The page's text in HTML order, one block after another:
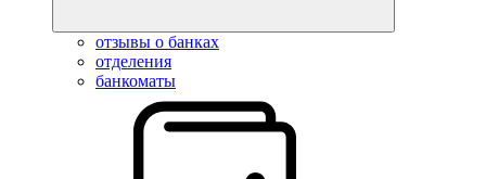
отзывы о банках
отделения
банкоматы